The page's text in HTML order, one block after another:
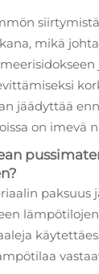
siirtymistä
mikä
jäädyttää
on imevä
paksuus
lämpötilojen